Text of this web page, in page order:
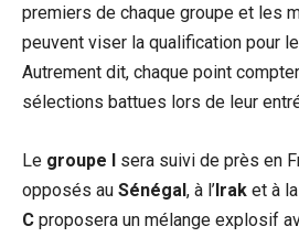
premiers de chaque groupe et les
peuvent viser la qualification pour
Autrement dit, chaque point
sélections battues lors de leur
Le groupe I sera suivi de près en
opposés au Sénégal, à l’Irak et à la
C proposera un mélange explosif